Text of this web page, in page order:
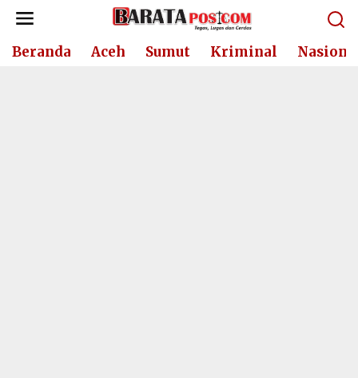
Lewati
konten
Beranda Aceh Sumut Kriminal